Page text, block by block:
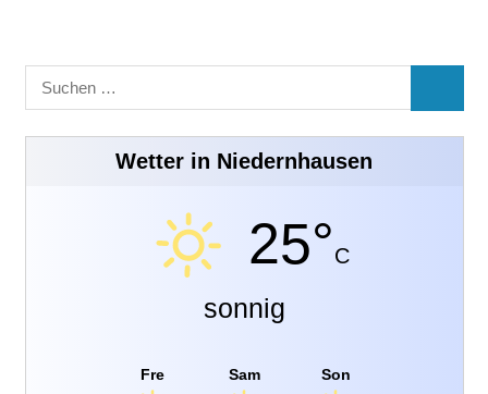
Suchen
nach:
Wetter in Niedernhausen
25°C
sonnig
Fre Sam Son